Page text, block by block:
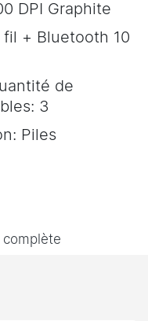
DPI Graphite
fil + Bluetooth 10
de
3
Piles
complète